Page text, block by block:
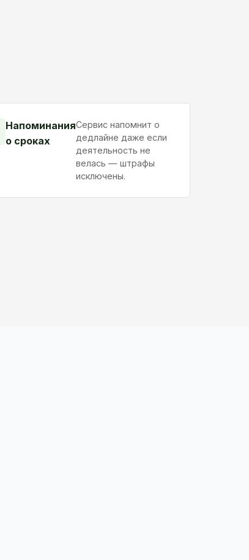
Напоминания
о сроках
Сервис напомнит о
дедлайне даже если
деятельность не
велась — штрафы
исключены.